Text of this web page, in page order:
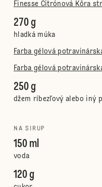
Finesse Citrónová Kôra
270 g
hladká múka
Farba gélová
Farba gélová
250 g
džem ríbezľový alebo iný
NA SIRUP
150 ml
voda
120 g